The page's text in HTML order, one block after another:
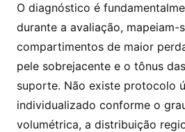
O diagnóstico é
durante a avaliação, mapeiam-
compartimentos de maior
pele sobrejacente e o tônus
suporte. Não existe protocolo
individualizado conforme o
volumétrica, a distribuição